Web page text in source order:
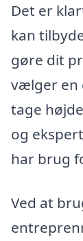
Det er
kan
gøre dit
vælger en
tage
og
har brug
Ved at